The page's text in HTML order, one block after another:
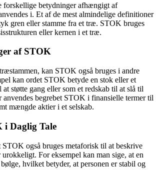
forskellige betydninger afhængigt af
i. Et af de mest almindelige definitioner
gren eller stamme fra et træ. STOK bruges
eller kernen i et træ.
af STOK
kan STOK også bruges i andre
kan ordet STOK betyde en stok eller et
at støtte gang eller som et redskab til at slå til
anvendes begrebet STOK i finansielle termer til
mængde aktier i et selskab.
i Daglig Tale
også bruges metaforisk til at beskrive
For eksempel kan man sige, at en
hvilket betyder, at personen er stabil og